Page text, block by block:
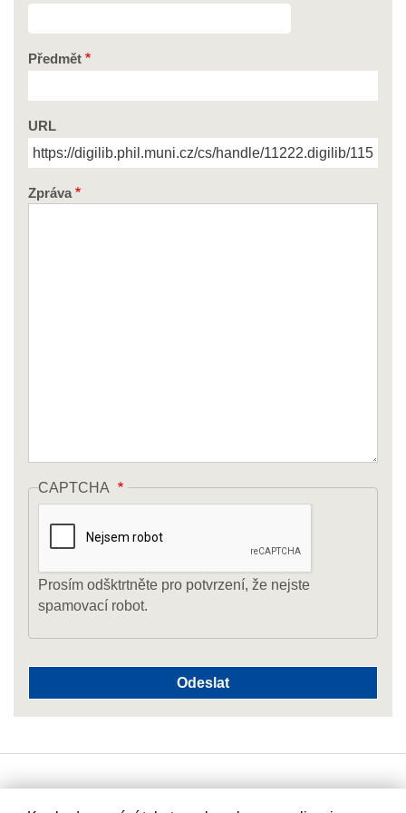
Předmět
URL
Zpráva
CAPTCHA
Prosím odšktrtněte pro potvrzení, že nejste
spamovací robot.